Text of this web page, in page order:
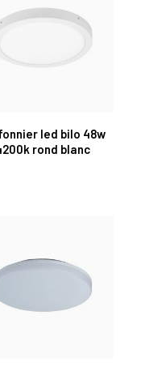
led bilo 48w
rond blanc